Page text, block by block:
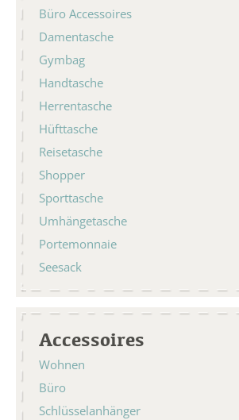
Büro Accessoires
Damentasche
Gymbag
Handtasche
Herrentasche
Hüfttasche
Reisetasche
Shopper
Sporttasche
Umhängetasche
Portemonnaie
Seesack
Accessoires
Wohnen
Büro
Schlüsselanhänger